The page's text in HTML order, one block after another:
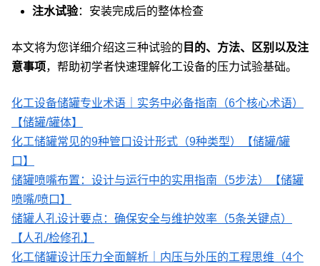
注水试验：安装完成后的整体检查
本文将为您详细介绍这三种试验的 目的、方法、区别以及注
意事项，帮助初学者快速理解化工设备的压力试验基础。
化工设备储罐专业术语｜实务中必备指南（6个核心术语）
【储罐/罐体】
化工储罐常见的9种管口设计形式（9种类型）【储罐/罐
口】
储罐喷嘴布置：设计与运行中的实用指南（5步法）【储罐
喷嘴/喷口】
储罐人孔设计要点：确保安全与维护效率（5条关键点）
【人孔/检修孔】
化工储罐设计压力全面解析｜内压与外压的工程思维（4个